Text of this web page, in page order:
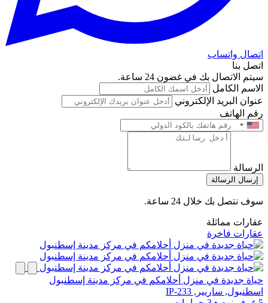
اتصال واتساب
اتصل بنا
سيتم الاتصال بك في غضون 24 ساعة.
الاسم الكامل
عنوان البريد الإلكتروني
رقم الهاتف
الرسالة
إرسال الرسالة
سوف نتصل بك خلال 24 ساعة.
عقارات مماثلة
عقارات فاخرة
حياة جديدة في منزل أحلامكم في مركز مدينة إسطنبول
اسطنبول, ساريير, IP-233